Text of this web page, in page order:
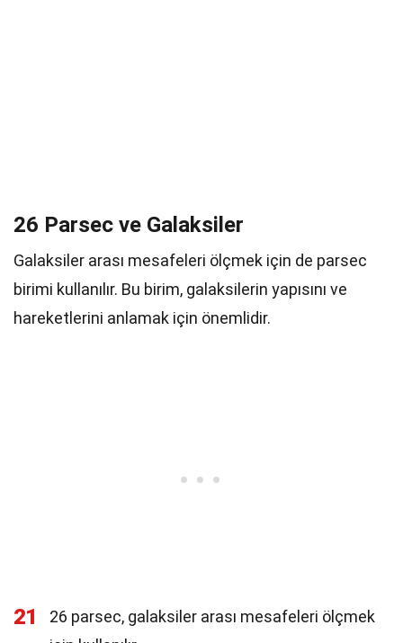
26 Parsec ve Galaksiler
Galaksiler arası mesafeleri ölçmek için de parsec
birimi kullanılır. Bu birim, galaksilerin yapısını ve
hareketlerini anlamak için önemlidir.
21
26 parsec, galaksiler arası mesafeleri ölçmek